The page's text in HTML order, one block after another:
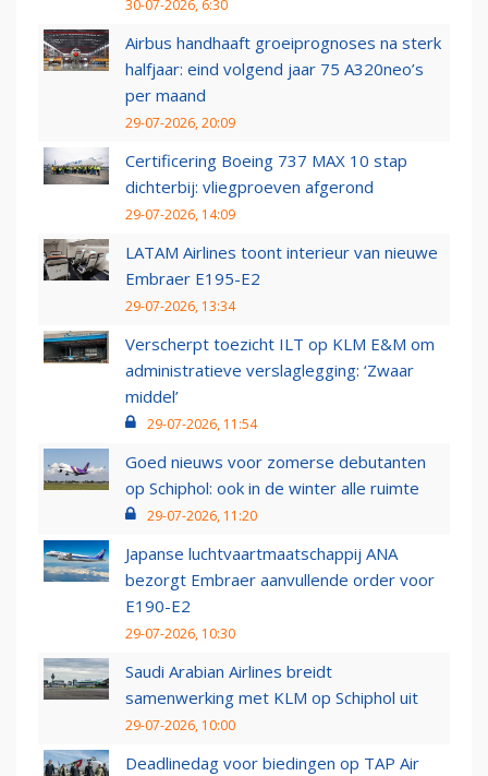
30-07-2026, 6:30
Airbus handhaaft groeiprognoses na sterk
halfjaar: eind volgend jaar 75 A320neo’s
per maand
29-07-2026, 20:09
Certificering Boeing 737 MAX 10 stap
dichterbij: vliegproeven afgerond
29-07-2026, 14:09
LATAM Airlines toont interieur van nieuwe
Embraer E195-E2
29-07-2026, 13:34
Verscherpt toezicht ILT op KLM E&M om
administratieve verslaglegging: ‘Zwaar
middel’
29-07-2026, 11:54
Goed nieuws voor zomerse debutanten
op Schiphol: ook in de winter alle ruimte
29-07-2026, 11:20
Japanse luchtvaartmaatschappij ANA
bezorgt Embraer aanvullende order voor
E190-E2
29-07-2026, 10:30
Saudi Arabian Airlines breidt
samenwerking met KLM op Schiphol uit
29-07-2026, 10:00
Deadlinedag voor biedingen op TAP Air